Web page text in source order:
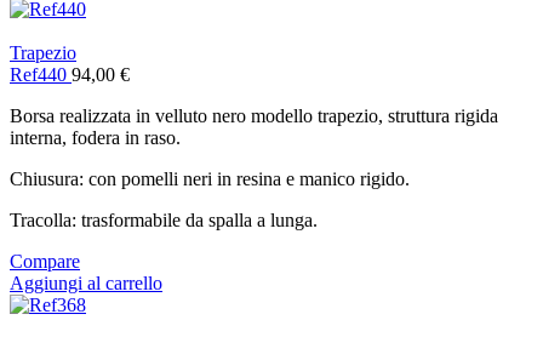
Trapezio
Ref440 94,00 €
Borsa realizzata in velluto nero modello trapezio, struttura rigida
interna, fodera in raso.
Chiusura: con pomelli neri in resina e manico rigido.
Tracolla: trasformabile da spalla a lunga.
Compare
Aggiungi al carrello